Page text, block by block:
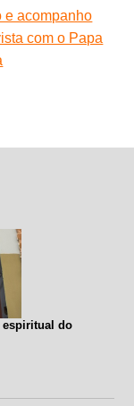
e acompanho
com o Papa
espiritual do